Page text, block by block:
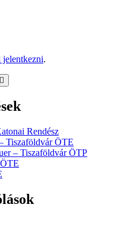
jelentkezni.
Rendész
Tiszaföldvár ÖTE
– Tiszaföldvár ÖTP